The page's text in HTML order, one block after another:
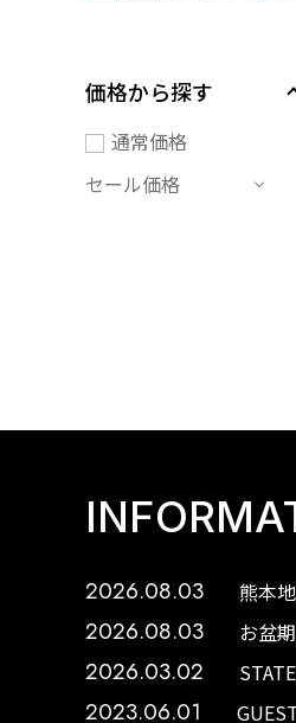
価格から探す
通常価格
セール価格
2026.08.03 熊本
2026.08.03 お盆
2026.03.02
2023.06.01